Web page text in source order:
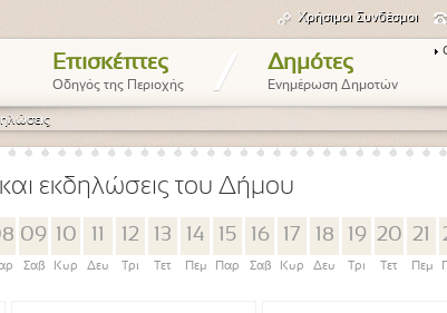
Χρήσιμοι Συνδέσμοι
Επισκέπτες
Οδηγός της Περιοχής / Δημότες
Ενημέρωση Δημοτών
και εκδηλώσεις του Δήμου
09
Σαβ
10
Κυρ Δευ
12
Τρι
13
Τετ
14
Πεμ
15
Παρ
16
Σαβ
17
Κυρ
18
Δευ
19
Τρι
20
Τετ
21
Πεμ